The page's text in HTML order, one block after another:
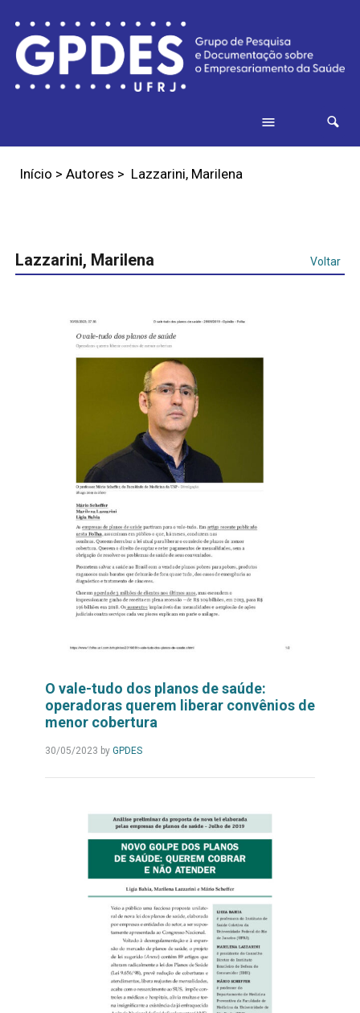
Início > Autores > Lazzarini, Marilena
Lazzarini, Marilena Voltar
O vale-tudo dos planos de saúde:
operadoras querem liberar convênios de
menor cobertura
30/05/2023 by GPDESLeia